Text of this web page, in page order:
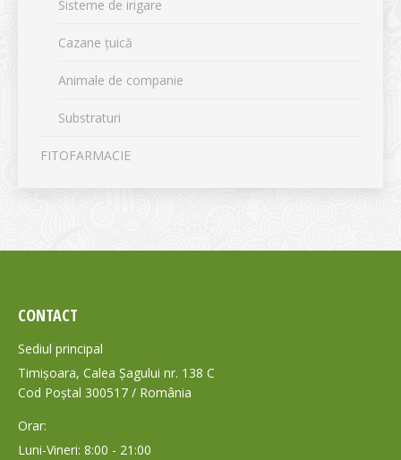
Sisteme de irigare
Cazane țuică
Animale de companie
Substraturi
FITOFARMACIE
CONTACT
Sediul principal
Timișoara, Calea Șagului nr. 138 C
Cod Poștal 300517 / România
Orar:
Luni-Vineri: 8:00 - 21:00